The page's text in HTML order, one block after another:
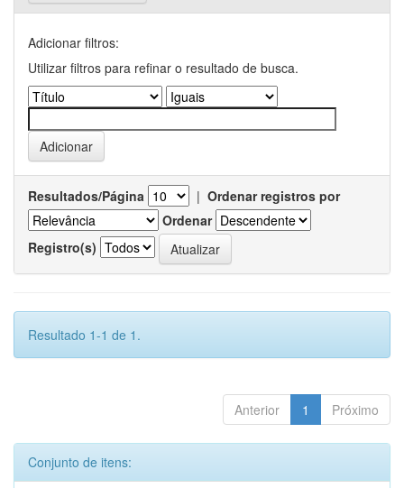
Adicionar filtros:
Utilizar filtros para refinar o resultado de busca.
Resultados/Página | Ordenar registros por
Ordenar
Registro(s)
Resultado 1-1 de 1.
Anterior 1 Próximo
Conjunto de itens: